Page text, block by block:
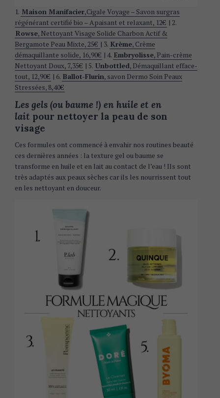
1. Maison Manifacier,Cigale Voyage – Savon surgras
régénérant certifié bio – Apaisant et relaxant, 12€ | 2.
Rowse, Nettoyant Visage Solide Charbon Actif &
Bergamote Peau Mixte, 25€ | 3. Krème, Crème
démaquillante solide, 16,90€ | 4. Embryolisse, Pain-crème
Nettoyant Doux, 7,35€ | 5. Unbottled, Démaquillant efface-
tout, 12,90€ | 6. Ballot-Flurin, savon Dermo Soin Peaux
Stressées, 8,40€
Les gels (ou baume !) en huile et en
lait pour nettoyer la peau de son
visage
Ces formules ont commencé à envahir nos routines beauté
ces dernières années : la texture gel ou baume se
transforme en huile et en lait au contact de l’eau ! Ils sont
très adaptés aux peaux sèches car ils les nourrissent tout
en les nettoyant en douceur.